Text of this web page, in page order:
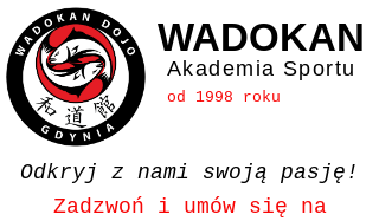
WADOKAN
Akademia Sportu
od 1998 roku
Odkryj z nami swoją pasję!
Zadzwoń i umów się na